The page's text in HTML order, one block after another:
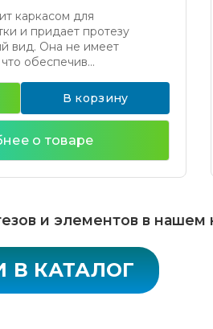
каркасом для
и придает протезу
вид. Она не имеет
обеспечив...
В корзину
о товаре
и элементов в нашем
В КАТАЛОГ